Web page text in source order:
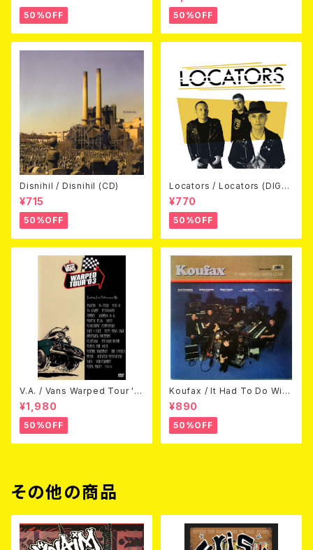
50%OFF 50%OFF
Disnihil / Disnihil (CD)
¥715
50%OFF
Locators / Locators (DIGPA
CK CD)
¥770
50%OFF
V.A. / Vans Warped Tour '0
3 (DVD)
¥1,980
50%OFF
Koufax / It Had To Do With
Love (CD)
¥890
50%OFF
その他の商品